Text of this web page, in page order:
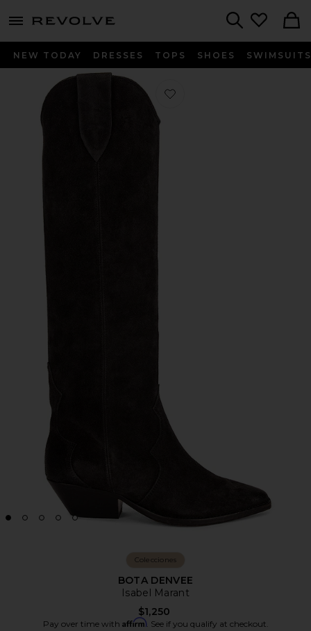
menu - shows more content
NEW TODAY DRESSES TOPS SHOES SWIMSUITS
Favorito BOTA DENVEE
Colecciones
BOTA DENVEE
Isabel Marant
$1,250
Pay over time with Affirm. See if you qualify at checkout.